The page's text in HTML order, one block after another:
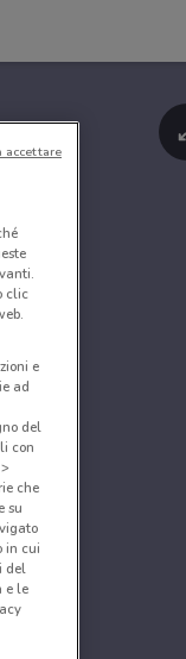
clic
e
ad
del
con
che
su
in cui
del
e le
accettare